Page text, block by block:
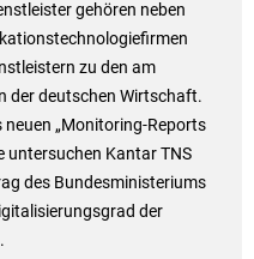
gehören neben
zu den am
der deutschen Wirtschaft.
neuen „Monitoring-Reports
untersuchen Kantar TNS
des Bundesministeriums
der